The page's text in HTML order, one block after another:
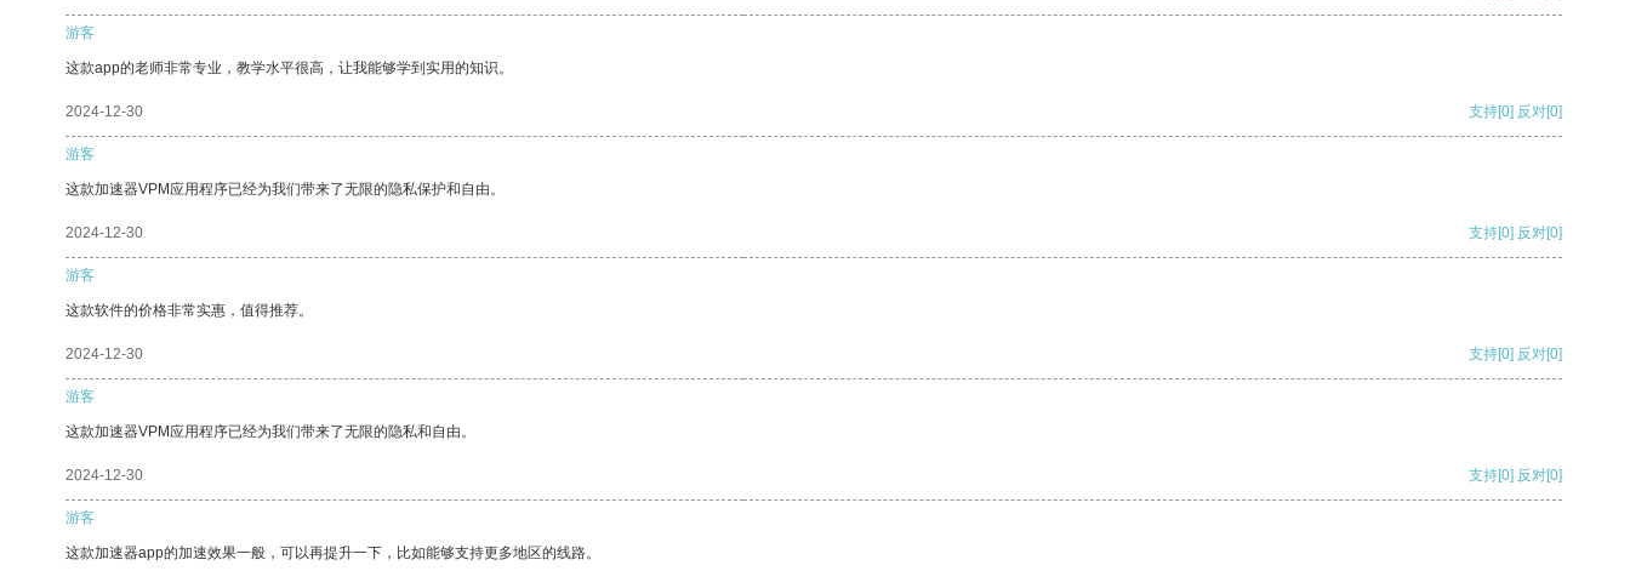
游客
这款app的老师非常专业，教学水平很高，让我能够学到实用的知识。
2024-12-30 支持[0] 反对[0]
游客
这款加速器VPM应用程序已经为我们带来了无限的隐私保护和自由。
2024-12-30 支持[0] 反对[0]
游客
这款软件的价格非常实惠，值得推荐。
2024-12-30 支持[0] 反对[0]
游客
这款加速器VPM应用程序已经为我们带来了无限的隐私和自由。
2024-12-30 支持[0] 反对[0]
游客
这款加速器app的加速效果一般，可以再提升一下，比如能够支持更多地区的线路。